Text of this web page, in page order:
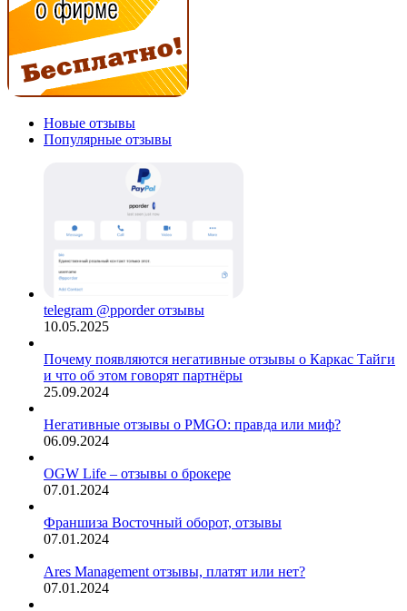
Новые отзывы
Популярные отзывы
telegram @pporder отзывы
10.05.2025
Почему появляются негативные отзывы о Каркас Тайги
и что об этом говорят партнёры
25.09.2024
Негативные отзывы о PMGO: правда или миф?
06.09.2024
OGW Life – отзывы о брокере
07.01.2024
Франшиза Восточный оборот, отзывы
07.01.2024
Ares Management отзывы, платят или нет?
07.01.2024